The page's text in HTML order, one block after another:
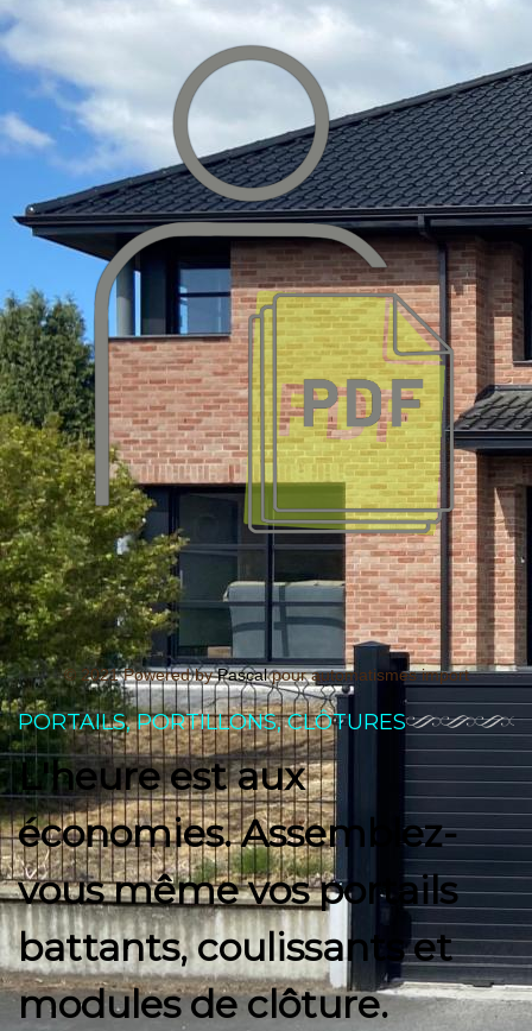
© 2021 Powered byPascalpour automatismes import
PORTAILS, PORTILLONS, CLÔTURES
L'heure est aux
économies. Assemblez-
vous même vos portails
battants, coulissants et
modules de clôture.